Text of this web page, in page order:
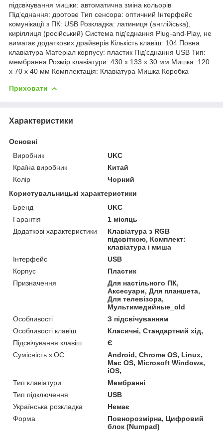
підсвічування мишки: автоматична зміна кольорів
Під'єднання: дротове Тип сенсора: оптичний Інтерфейс
комунікації з ПК: USB Розкладка: латиниця (англійська),
киріллиця (російський) Система під'єднання Plug-and-Play, не
вимагає додаткових драйверів Кількість клавіш: 104 Повна
клавіатура Матеріал корпусу: пластик Під'єднання USB Тип:
мембранна Розмір клавіатури: 430 x 133 x 30 мм Мишка: 120
x 70 x 40 мм Комплектація: Клавіатура Мишка Коробка
Приховати
Характеристики
Основні
Виробник
UKC
Країна виробник
Китай
Колір
Чорний
Користувальницькі характеристики
Бренд
UKC
Гарантія
1 місяць
Додаткові характеристики
Клавіатура з RGB
підсвіткою, Комплект:
клавіатура і миша
Інтерфейс
USB
Корпус
Пластик
Призначення
Для настільного ПК,
Аксесуари, Для планшета,
Для телевізора,
Мультимедийные_old
Особливості
З підсвічуванням
Особливості клавіш
Класичні, Стандартний хід,
Підсвічування клавіш
Є
Сумісність з ОС
Android, Chrome OS, Linux,
Mac OS, Microsoft Windows,
iOS,
Тип клавіатури
Мембранні
Тип підключення
USB
Українська розкладка
Немає
Форма
Повнорозмірна, Цифровий
блок (Numpad)